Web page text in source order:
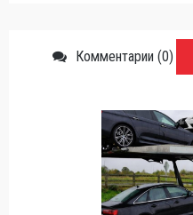
Комментарии (0)